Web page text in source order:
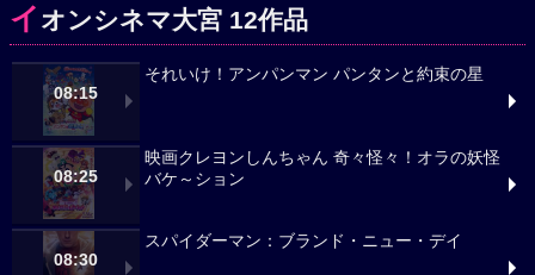
イ オンシネマ大宮 12作品
08:15
それいけ！アンパンマン パンタンと約束の星
08:25
映画クレヨンしんちゃん 奇々怪々！オラの妖怪
バケ～ション
08:30
スパイダーマン：ブランド・ニュー・デイ